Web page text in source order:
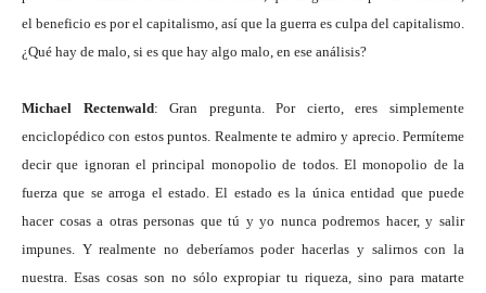
el beneficio es por el capitalismo, así que la guerra es culpa del capitalismo.
¿Qué hay de malo, si es que hay algo malo, en ese análisis?
Michael Rectenwald: Gran pregunta. Por cierto, eres simplemente
enciclopédico con estos puntos. Realmente te admiro y aprecio. Permíteme
decir que ignoran el principal monopolio de todos. El monopolio de la
fuerza que se arroga el estado. El estado es la única entidad que puede
hacer cosas a otras personas que tú y yo nunca podremos hacer, y salir
impunes. Y realmente no deberíamos poder hacerlas y salirnos con la
nuestra. Esas cosas son no sólo expropiar tu riqueza, sino para matarte